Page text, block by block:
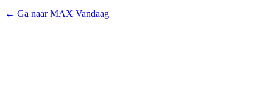
← Ga naar MAX Vandaag